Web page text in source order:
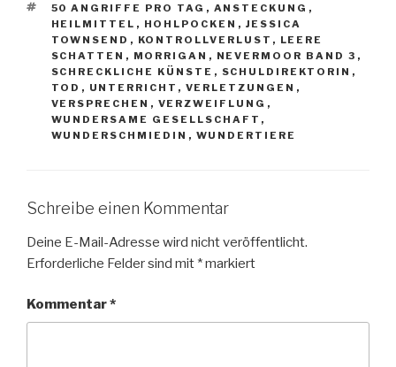
SCHLAGWÖRTER
50 ANGRIFFE PRO TAG , ANSTECKUNG ,
HEILMITTEL , HOHLPOCKEN , JESSICA
TOWNSEND , KONTROLLVERLUST , LEERE
SCHATTEN , MORRIGAN , NEVERMOOR BAND 3 ,
SCHRECKLICHE KÜNSTE , SCHULDIREKTORIN ,
TOD , UNTERRICHT , VERLETZUNGEN ,
VERSPRECHEN , VERZWEIFLUNG ,
WUNDERSAME GESELLSCHAFT ,
WUNDERSCHMIEDIN , WUNDERTIERE
Schreibe einen Kommentar
Deine E-Mail-Adresse wird nicht veröffentlicht.
Erforderliche Felder sind mit *markiert
Kommentar*